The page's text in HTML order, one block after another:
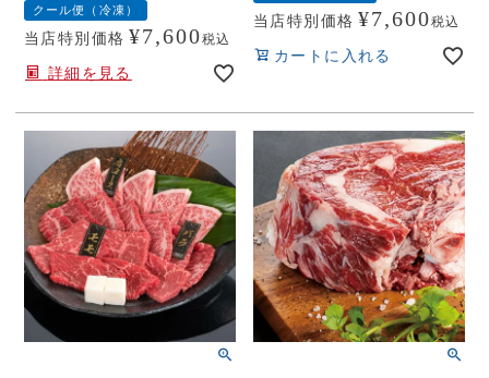
クール便（冷凍）
当店特別価格 ¥7,600税込
詳細を見る
当店特別価格 ¥7,600税込
カートに入れる